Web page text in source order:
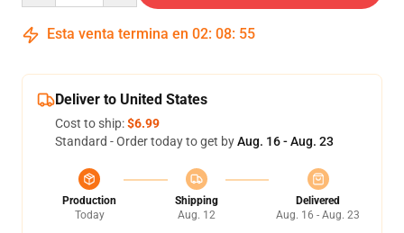
Esta venta termina en 02: 08: 55
Deliver to United States
Cost to ship:$6.99
Standard - Order today to get byAug. 16 - Aug. 23
Production
Today
Shipping
Aug. 12
Delivered
Aug. 16 - Aug. 23